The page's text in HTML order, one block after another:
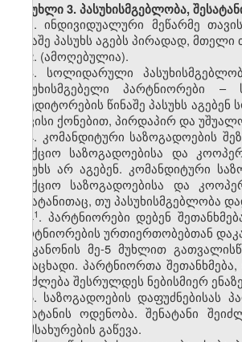
მუხლი 3. პასუხისმგებლობა,
1. ინდივიდუალური მეწარმე
წინაშე პასუხს აგებს პირადად,
2. (ამოღებულია).
3. სოლიდარული
პასუხისმგებელი პარტნიორები
კრედიტორების წინაშე პასუხს
თავისი ქონებით, პირდაპირ და
4. კომანდიტური საზოგადოების
სააქციო საზოგადოებისა და
პასუხს არ აგებენ. კომანდიტური
სააქციო საზოგადოებისა და
შესატანითაც, თუ პასუხისმგებლობა
4​1. პარტნიორები დებენ
პარტნიორების ურთიერთობებთან
ამ კანონის მე-5 მუხლით
განაცხადი. პარტნიორთა
შეიძლება შესრულდეს ნებისმიერ
5. საზოგადოების დაფუძნებისას
შენატანის ოდენობა. შენატანი
მომსახურების გაწევა.